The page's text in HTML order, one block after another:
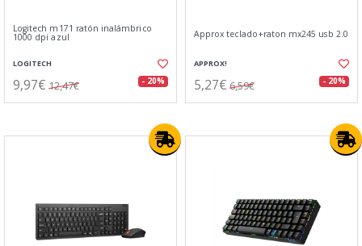
Logitech m171 ratón inalámbrico
1000 dpi azul
LOGITECH
9,97€ 12,47€ - 20%
Approx teclado+raton mx245 usb 2.0
APPROX!
5,27€ 6,59€ - 20%